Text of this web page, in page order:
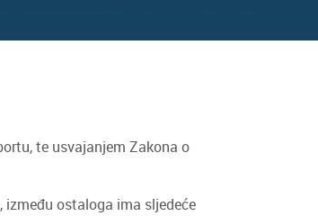
te usvajanjem Zakona o
ostaloga ima sljedeće